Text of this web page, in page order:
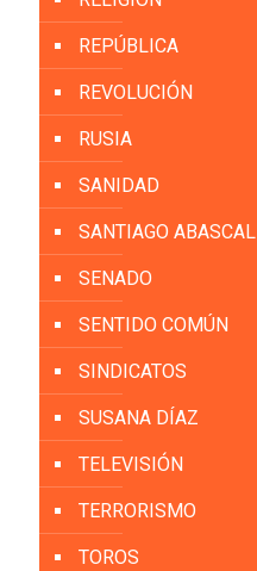
REPÚBLICA
REVOLUCIÓN
RUSIA
SANIDAD
SANTIAGO ABASCAL
SENADO
SENTIDO COMÚN
SINDICATOS
SUSANA DÍAZ
TELEVISIÓN
TERRORISMO
TOROS